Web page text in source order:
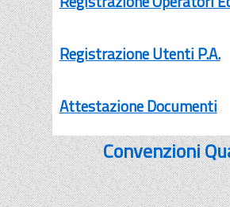
Registrazione Utenti P.A.
Attestazione Documenti
Convenzioni